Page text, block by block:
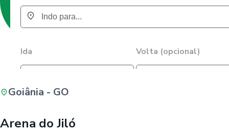
Ida Volta (opcional)
Goiânia - GO
Arena do Jiló